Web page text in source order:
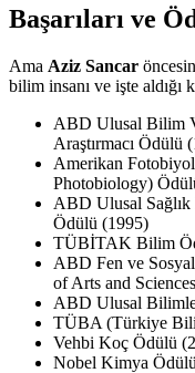
Başarıları ve
Ama Aziz Sancar
bilim insanı ve işte
ABD Ulusal Bilim
Araştırmacı Ödülü
Amerikan
Photobiology)
ABD Ulusal
Ödülü (1995)
TÜBİTAK Bilim
ABD Fen ve
of Arts and
ABD Ulusal
TÜBA (Türkiye
Vehbi Koç Ödülü
Nobel Kimya